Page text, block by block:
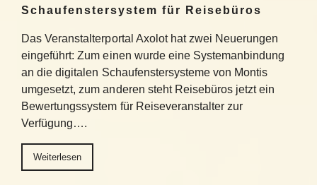
Schaufenstersystem für Reisebüros
Das Veranstalterportal Axolot hat zwei Neuerungen
eingeführt: Zum einen wurde eine Systemanbindung
an die digitalen Schaufenstersysteme von Montis
umgesetzt, zum anderen steht Reisebüros jetzt ein
Bewertungssystem für Reiseveranstalter zur
Verfügung….
Weiterlesen